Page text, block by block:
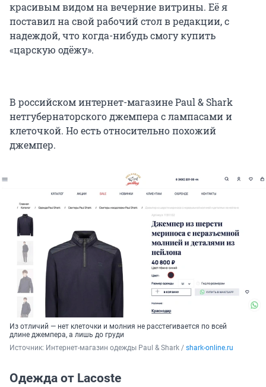
красивым видом на вечерние витрины. Её я
поставил на свой рабочий стол в редакции, с
надеждой, что когда-нибудь смогу купить
«царскую одёжу».
В российском интернет-магазине Paul & Shark
нетгубернаторского джемпера с лампасами и
клеточкой. Но есть относительно похожий
джемпер.
Из отличий — нет клеточки и молния не расстегивается по всей
длине джемпера, а лишь до груди
Источник: Интернет-магазин одежды Paul & Shark / shark-online.ru
Одежда от Lacoste